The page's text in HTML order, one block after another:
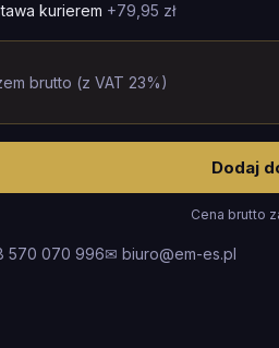
kurierem +79,95 zł
brutto (z VAT 23%)
Dodaj
Cena brutto
570 070 996✉ biuro@em-es.pl